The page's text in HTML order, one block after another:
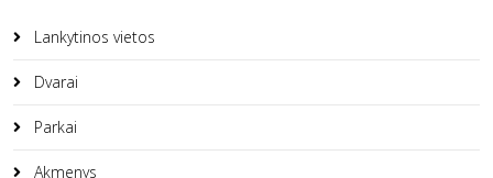
Lankytinos vietos
Dvarai
Parkai
Akmenys